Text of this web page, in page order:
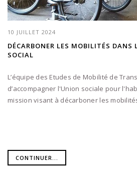
10 JUILLET 2024
DÉCARBONER LES MOBILITÉS DANS
SOCIAL
L’équipe des Etudes de Mobilité de
d’accompagner l'Union sociale pour
mission visant à décarboner les
CONTINUER...